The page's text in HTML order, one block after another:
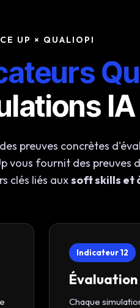
UP × QUALIOPI
IA
preuves concrètes
vous fournit des preuves
clés liés auxsoft skills et
Indicateur 12
Évaluation
Chaque